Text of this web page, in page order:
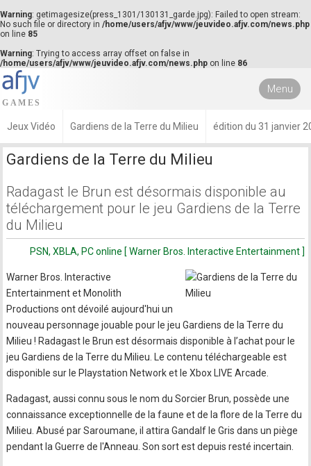
Warning: getimagesize(press_1301/130131_garde.jpg): Failed to open stream:
No such file or directory in /home/users/afjv/www/jeuvideo.afjv.com/news.php
on line 85
Warning: Trying to access array offset on false in
/home/users/afjv/www/jeuvideo.afjv.com/news.php on line 86
Menu
Jeux Vidéo Gardiens de la Terre du Milieu édition du 31 janvier
Gardiens de la Terre du Milieu
Radagast le Brun est désormais disponible au
téléchargement pour le jeu Gardiens de la Terre
du Milieu
PSN, XBLA, PC online [ Warner Bros. Interactive Entertainment ]
Warner Bros. Interactive
Entertainment et Monolith
Productions ont dévoilé aujourd'hui un
nouveau personnage jouable pour le jeu Gardiens de la Terre du
Milieu ! Radagast le Brun est désormais disponible à l’achat pour le
jeu Gardiens de la Terre du Milieu. Le contenu téléchargeable est
disponible sur le Playstation Network et le Xbox LIVE Arcade.
Radagast, aussi connu sous le nom du Sorcier Brun, possède une
connaissance exceptionnelle de la faune et de la flore de la Terre du
Milieu. Abusé par Saroumane, il attira Gandalf le Gris dans un piège
pendant la Guerre de l'Anneau. Son sort est depuis resté incertain.